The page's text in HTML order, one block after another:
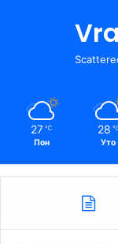
27 ℃
Пон
28
Уто